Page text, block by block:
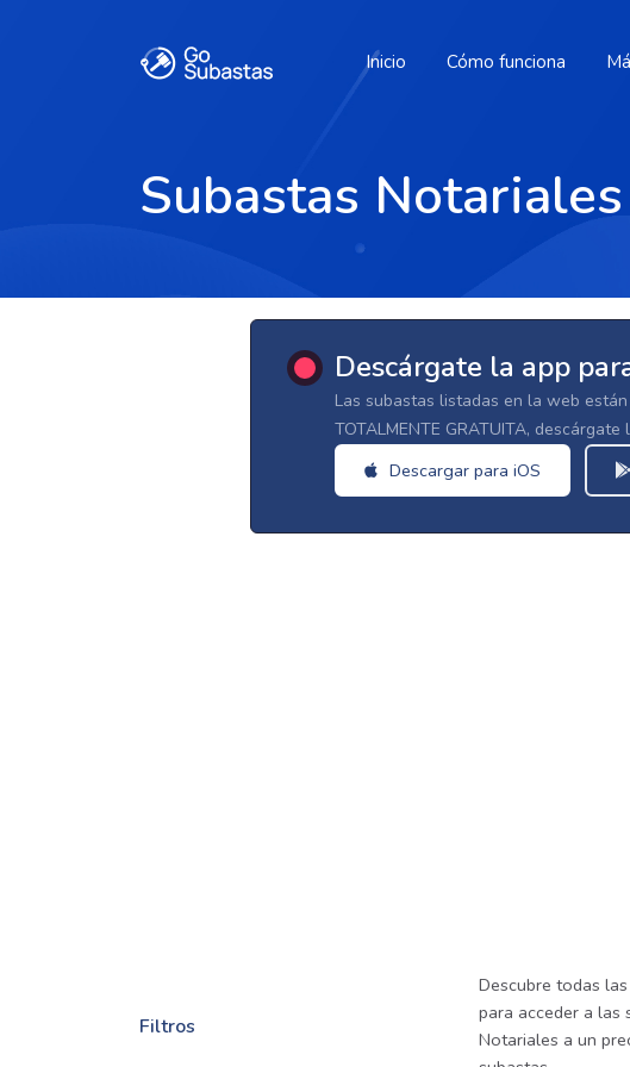
Inicio Cómo funciona
Subastas
Descárgate la app
Las subastas listadas en la web
TOTALMENTE GRATUITA, descárgate
Descargar para iOS
Filtros
Descubre todas las
para acceder a las
Notariales a un